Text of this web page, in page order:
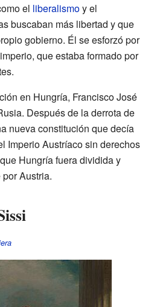
el liberalismoy el
buscaban más libertad y que
gobierno. Él se esforzó por
que estaba formado por
en Hungría, Francisco José
Después de la derrota de
nueva constitución que decía
Imperio Austríaco sin derechos
Hungría fuera dividida y
Austria.